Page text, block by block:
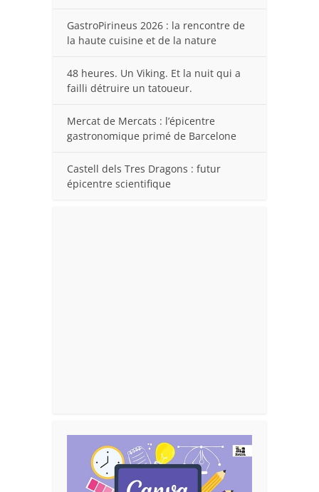
GastroPirineus 2026 : la rencontre de
la haute cuisine et de la nature
48 heures. Un Viking. Et la nuit qui a
failli détruire un tatoueur.
Mercat de Mercats : l’épicentre
gastronomique primé de Barcelone
Castell dels Tres Dragons : futur
épicentre scientifique